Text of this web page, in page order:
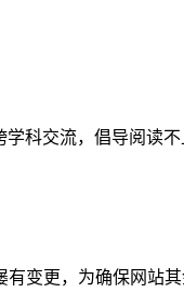
科交流，倡导阅读
变更，为确保网站